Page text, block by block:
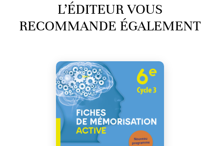
L’ÉDITEUR VOUS
RECOMMANDE ÉGALEMENT